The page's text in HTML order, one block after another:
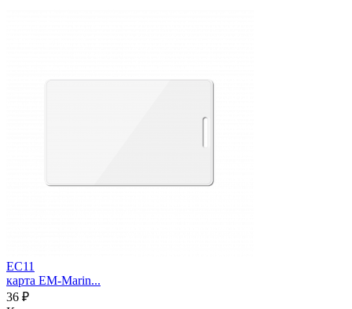
EC11
карта EM-Marin...
36 ₽